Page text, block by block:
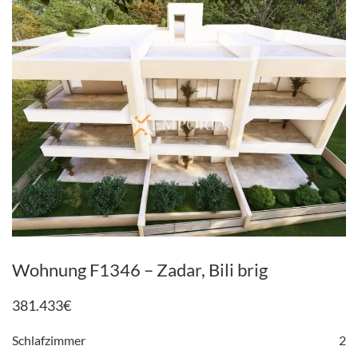
Wohnung F1346 – Zadar, Bili brig
381.433€
Schlafzimmer 2